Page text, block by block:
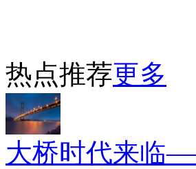
热点推荐更多
大桥时代来临